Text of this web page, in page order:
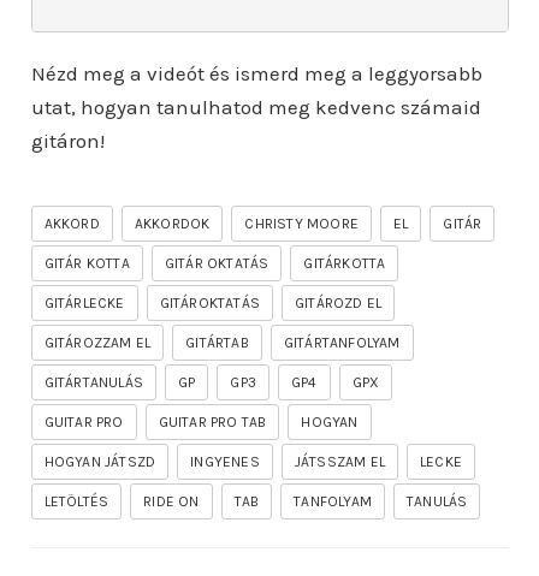
Nézd meg a videót és ismerd meg a leggyorsabb
utat, hogyan tanulhatod meg kedvenc számaid
gitáron!
AKKORD AKKORDOK CHRISTY MOORE EL GITÁR
GITÁR KOTTA GITÁR OKTATÁS GITÁRKOTTA
GITÁRLECKE GITÁROKTATÁS GITÁROZD EL
GITÁROZZAM EL GITÁRTAB GITÁRTANFOLYAM
GITÁRTANULÁS GP GP3 GP4 GPX
GUITAR PRO GUITAR PRO TAB HOGYAN
HOGYAN JÁTSZD INGYENES JÁTSSZAM EL LECKE
LETÖLTÉS RIDE ON TAB TANFOLYAM TANULÁS